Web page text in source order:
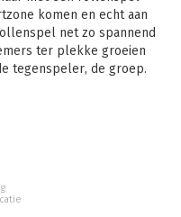
komen en echt aan
net zo spannend
ter plekke groeien
tegenspeler, de groep.
geven, tegenspelers
die niet wil oefenen.
de zwakte van
mee